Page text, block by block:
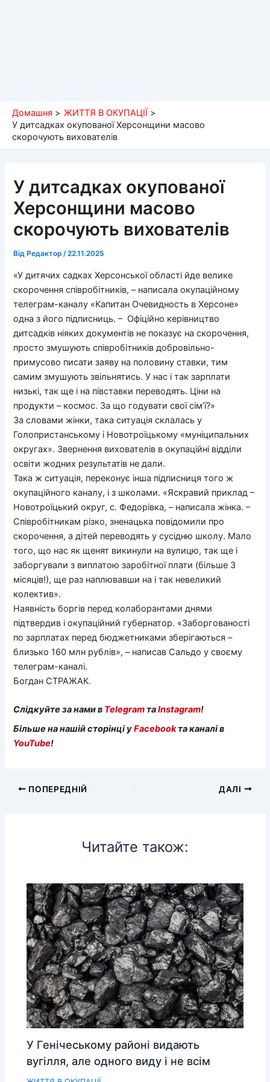
Домашня
ЖИТТЯ В ОКУПАЦІЇ
У дитсадках окупованої Херсонщини масово
скорочують вихователів
У дитсадках окупованої
Херсонщини масово
скорочують вихователів
Від Редактор/22.11.2025
«У дитячих садках Херсонської області йде велике
скорочення співробітників, – написала окупаційному
телеграм-каналу «Капитан Очевидность в Херсоне»
одна з його підписниць. – Офіційно керівництво
дитсадків ніяких документів не показує на скорочення,
просто змушують співробітників добровільно-
примусово писати заяву на половину ставки, тим
самим змушують звільнятись. У нас і так зарплати
низькі, так ще і на півставки переводять. Ціни на
продукти – космос. За що годувати свої сім’ї?»
За словами жінки, така ситуація склалась у
Голопристанському і Новотроїцькому «муніципальних
округах». Звернення вихователів в окупаційні відділи
освіти жодних результатів не дали.
Така ж ситуація, переконує інша підписниця того ж
окупаційного каналу, і з школами. «Яскравий приклад –
Новотроїцький округ, с. Федорівка, – написала жінка. –
Співробітникам різко, зненацька повідомили про
скорочення, а дітей переводять у сусідню школу. Мало
того, що нас як щенят викинули на вулицю, так ще і
заборгували з виплатою заробітної плати (більше 3
місяців!), ще раз наплювавши на і так невеликий
колектив».
Наявність боргів перед колаборантами днями
підтвердив і окупаційний губернатор. «Заборгованості
по зарплатах перед бюджетниками зберігаються –
близько 160 млн рублів», – написав Сальдо у своєму
телеграм-каналі.
Богдан СТРАЖАК.
Слідкуйте за нами в Telegram таInstagram!
Більше на нашій сторінці уFacebookта каналі в
YouTube!
ПОПЕРЕДНІЙ ДАЛІ
Читайте також:
У Генічеському районі видають
вугілля, але одного виду і не всім